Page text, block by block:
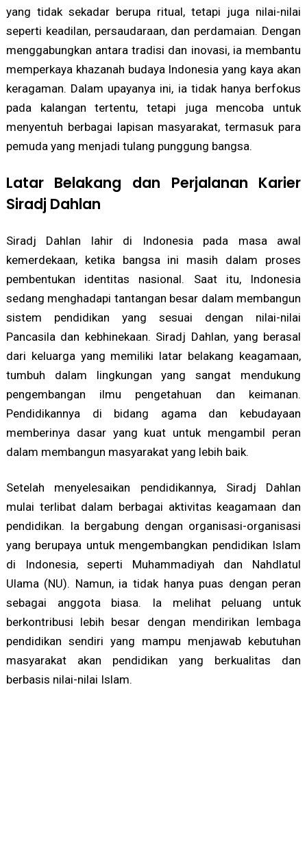
yang tidak sekadar berupa ritual, tetapi juga nilai-nilai
seperti keadilan, persaudaraan, dan perdamaian. Dengan
menggabungkan antara tradisi dan inovasi, ia membantu
memperkaya khazanah budaya Indonesia yang kaya akan
keragaman. Dalam upayanya ini, ia tidak hanya berfokus
pada kalangan tertentu, tetapi juga mencoba untuk
menyentuh berbagai lapisan masyarakat, termasuk para
pemuda yang menjadi tulang punggung bangsa.
Latar Belakang dan Perjalanan Karier
Siradj Dahlan
Siradj Dahlan lahir di Indonesia pada masa awal
kemerdekaan, ketika bangsa ini masih dalam proses
pembentukan identitas nasional. Saat itu, Indonesia
sedang menghadapi tantangan besar dalam membangun
sistem pendidikan yang sesuai dengan nilai-nilai
Pancasila dan kebhinekaan. Siradj Dahlan, yang berasal
dari keluarga yang memiliki latar belakang keagamaan,
tumbuh dalam lingkungan yang sangat mendukung
pengembangan ilmu pengetahuan dan keimanan.
Pendidikannya di bidang agama dan kebudayaan
memberinya dasar yang kuat untuk mengambil peran
dalam membangun masyarakat yang lebih baik.
Setelah menyelesaikan pendidikannya, Siradj Dahlan
mulai terlibat dalam berbagai aktivitas keagamaan dan
pendidikan. Ia bergabung dengan organisasi-organisasi
yang berupaya untuk mengembangkan pendidikan Islam
di Indonesia, seperti Muhammadiyah dan Nahdlatul
Ulama (NU). Namun, ia tidak hanya puas dengan peran
sebagai anggota biasa. Ia melihat peluang untuk
berkontribusi lebih besar dengan mendirikan lembaga
pendidikan sendiri yang mampu menjawab kebutuhan
masyarakat akan pendidikan yang berkualitas dan
berbasis nilai-nilai Islam.